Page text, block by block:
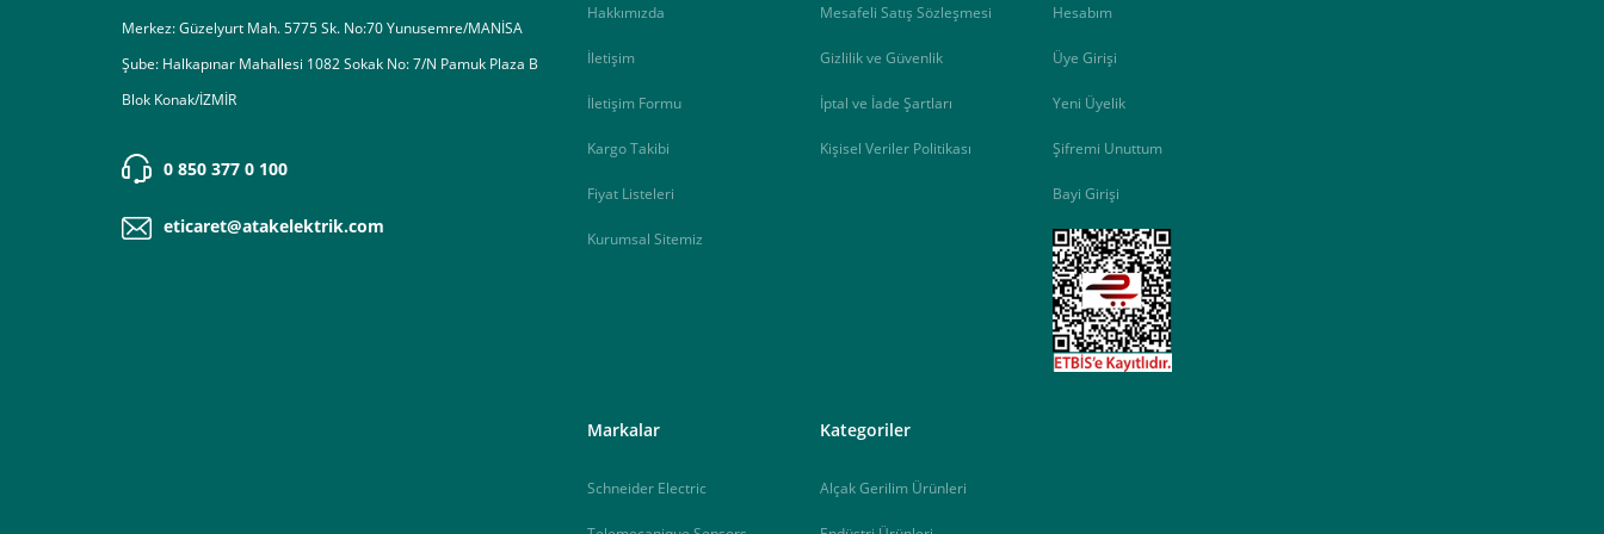
3-Bu kısımda bize iletmek istediğiniz bir not varsa ekleyip, "Siparişi Tamamla" butonuna basınız.
Merkez: Güzelyurt Mah. 5775 Sk. No:70 Yunusemre/MANİSA
Şube: Halkapınar Mahallesi 1082 Sokak No: 7/N Pamuk Plaza B
Blok Konak/İZMİR
0 850 377 0 100
eticaret@atakelektrik.com
Hakkımızda
İletişim
İletişim Formu
Kargo Takibi
Fiyat Listeleri
Kurumsal Sitemiz
Mesafeli Satış Sözleşmesi
Gizlilik ve Güvenlik
İptal ve İade Şartları
Kişisel Veriler Politikası
Hesabım
Üye Girişi
Yeni Üyelik
Şifremi Unuttum
Bayi Girişi
Markalar
Schneider Electric
Kategoriler
Alçak Gerilim Ürünleri